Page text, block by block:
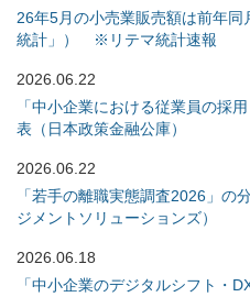
26年5月の小売業販売額は前年
統計」） ※リテマ統計速報
2026.06.22
「中小企業における従業員の採
表（日本政策金融公庫）
2026.06.22
「若手の離職実態調査2026」の
ジメントソリューションズ）
2026.06.18
「中小企業のデジタルシフト・